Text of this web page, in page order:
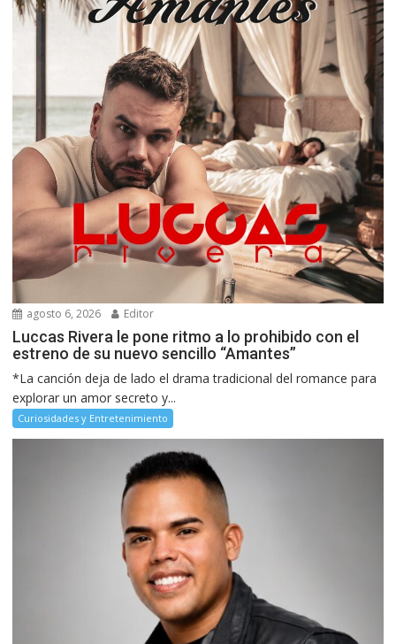
agosto 6, 2026 Editor
Luccas Rivera le pone ritmo a lo prohibido con el
estreno de su nuevo sencillo “Amantes”
*La canción deja de lado el drama tradicional del romance para
explorar un amor secreto y...
Curiosidades y Entretenimiento